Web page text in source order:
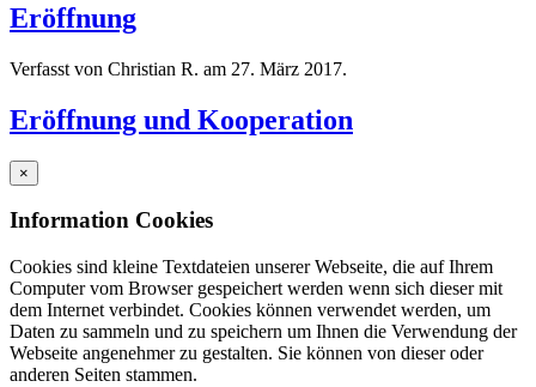
Eröffnung
Verfasst von Christian R. am 27. März 2017.
Eröffnung und Kooperation
×
Information Cookies
Cookies sind kleine Textdateien unserer Webseite, die auf Ihrem
Computer vom Browser gespeichert werden wenn sich dieser mit
dem Internet verbindet. Cookies können verwendet werden, um
Daten zu sammeln und zu speichern um Ihnen die Verwendung der
Webseite angenehmer zu gestalten. Sie können von dieser oder
anderen Seiten stammen.